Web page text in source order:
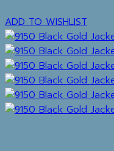
ADD TO WISHLIST